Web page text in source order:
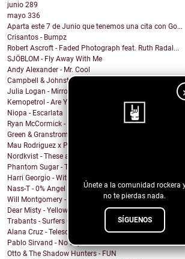
Únete a la comunidad rockera
no te pierdas nada.
SÍGUENOS
junio 289
mayo 336
Aparta este 7 de Junio que tenemos una cita con Go...
Crisantos - Bumpz
Robert Ascroft - Faded Photograph feat. Ruth Radal...
SJÖBLOM - Fly Away With Me
Andy Alexander - Mr. Cool
Campbell & Johnston - Don’t Get Down (On a Good
Julia Logan - Mirrors
Kemopetrol - Are You Coming Home?
Niopa - Escarlata
Ryan McCormick - Sonic Boom
Green & Granstrom - Only Summer
Mau Rodriguez x Perfecto Mando x Grupo la Union - ...
Nordkvist - These are the days
Phantom Sugar - Too Psycho
Harri Georgio - With the Lights On
Nass-T - 0% Angel
Will Montgomery - Last Man Standing
Dear Misty - Yellow Cadillac
Trabants - Surfers On Acid
Alana Cruz - Telescope
Pablo Sirvand - No soy
Otto & The Shadow Hunters - FUN